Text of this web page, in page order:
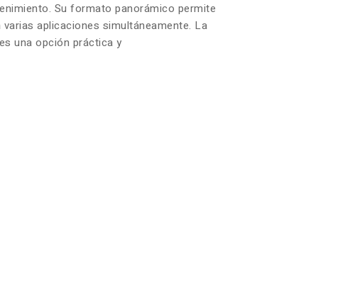
Su formato panorámico permite
aplicaciones simultáneamente. La
una opción práctica y